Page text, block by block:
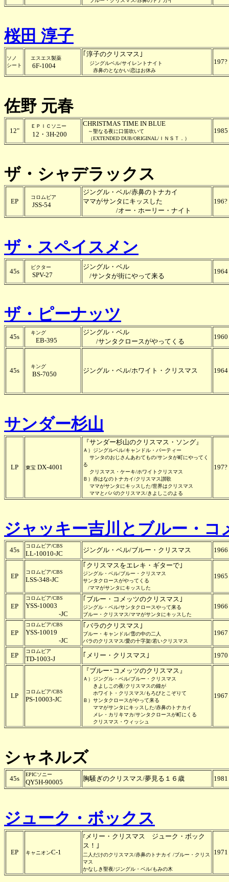
桜田 淳子
ソノ
シート
エスエス製薬
6F-1004
｢淳子のクリスマス｣
ジングルベル/サイレントナイト
赤鼻のとなかい/恋はお休み
197?
佐野 元春
12"
ＥＰＩＣソニー
12・3H-200
CHRISTMAS TIME IN BLUE
～聖なる夜に口笛吹いて
（EXTENDED DUB/ORIGINAL/ＩＮＳＴ．）
1985
ザ・シャデラックス
EP
コロムビア
JSS-54
ジングル・ベル/赤鼻のトナカイ
ママがサンタにキッスした
/オー・ホーリー・ナイト
196?
ザ・スペイスメン
45s
ビクター
SPV-27
ジングル・ベル
/サンタが街にやって来る
1964
ザ・ピーナッツ
45s
キング
EB-395
ジングル・ベル
/サンタクロースがやってくる
1960
45s
キング
BS-7050 ジングル・ベル/ホワイト・クリスマス 1964
サンダー杉山
LP 東宝 DX-4001
『サンダー杉山のクリスマス・ソング』
Ａ）ジングルベル/キャンドル・パーティー
サンタのおじさんあわてもの/サンタが町にやってく
る
クリスマス・ケーキ/ホワイトクリスマス
Ｂ）赤はなのトナカイ/クリスマス讃歌
ママがサンタにキッスした/世界はクリスマス
ママとパパのクリスマス/きよしこのよる
197?
ジャッキー吉川とブルー・コ
45s
コロムビア/CBS
LL-10010-JC ジングル・ベル/ブルー・クリスマス 1966
EP
コロムビア/CBS
LSS-348-JC
｢クリスマスをエレキ・ギターで｣
ジングル・ベル/ブルー・クリスマス
サンタクロースがやってくる
/ママがサンタにキッスした
1965
EP
コロムビア/CBS
YSS-10003
-JC
｢ブルー・コメッツのクリスマス｣
ジングル・ベル/サンタクロースやって来る
ブルー・クリスマス/ママがサンタにキッスした
1966
EP
コロムビア/CBS
YSS-10019
-JC
｢バラのクリスマス｣
ブルー・キャンドル/雪の中の二人
バラのクリスマス/愛の十字架/若いクリスマス
1967
EP
コロムビア
TD-1003-J ｢メリー・クリスマス｣ 1970
LP
コロムビア/CBS
PS-10003-JC
『ブルー･コメッツのクリスマス』
Ａ）ジングル・ベル/ブルー・クリスマス
きよしこの夜/クリスマスの鐘が
ホワイト・クリスマス/もろびとこぞりて
Ｂ）サンタクロースがやって来る
ママがサンタにキッスした/赤鼻のトナカイ
メレ・カリキマカ/サンタクロースが町にくる
クリスマス・ウィッシュ
1967
シャネルズ
45s
EPICソニー
QY5H-90005 胸騒ぎのクリスマス/夢見る１６歳 1981
ジューク・ボックス
EP キャニオンC-1
｢メリー・クリスマス ジューク・ボック
ス！｣
二人だけのクリスマス/赤鼻のトナカイ /ブルー・クリス
マス
かなしき聖夜/ジングル・ベル/もみの木
1971